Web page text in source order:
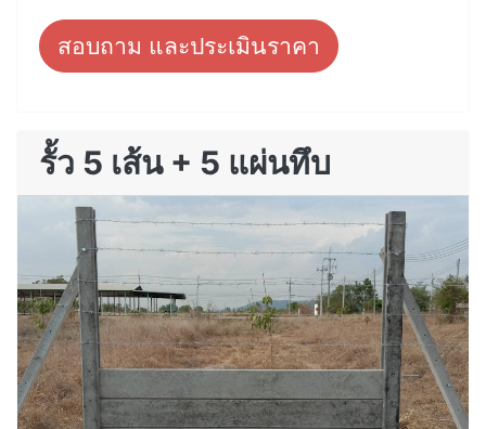
สอบถาม และประเมินราคา
รั้ว 5 เส้น + 5 แผ่นทึบ